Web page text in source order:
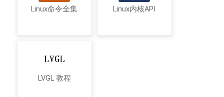
Linux命令全集 Linux内核API
LVGL 教程